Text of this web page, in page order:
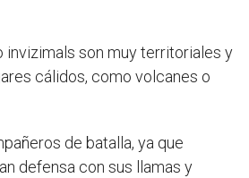
invizimals son muy territoriales y
cálidos, como volcanes o
de batalla, ya que
defensa con sus llamas y